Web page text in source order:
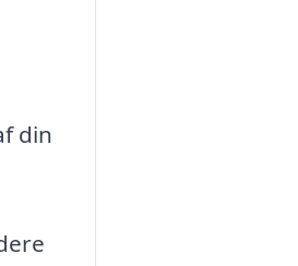
din